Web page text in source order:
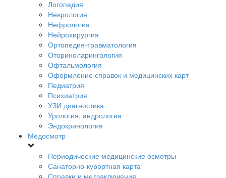
Логопедия
Неврология
Нефрология
Нейрохирургия
Ортопедия-травматология
Оториноларингология
Офтальмология
Оформление справок и медицинских карт
Педиатрия
Психиатрия
УЗИ диагностика
Урология, андрология
Эндокринология
Медосмотр
Периодические медицинские осмотры
Санаторно-курортная карта
Справки и медзаключения